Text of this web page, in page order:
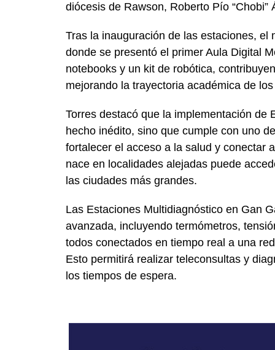
diócesis de Rawson, Roberto Pío “Chobi”
Tras la inauguración de las estaciones, el
donde se presentó el primer Aula Digital
notebooks y un kit de robótica,
mejorando la trayectoria académica de
Torres destacó que la implementación de
hecho inédito, sino que cumple con uno
fortalecer el acceso a la salud y conectar
nace en localidades alejadas puede
las ciudades más grandes.
Las Estaciones Multidiagnóstico en Gan
avanzada, incluyendo termómetros,
todos conectados en tiempo real a una
Esto permitirá realizar teleconsultas y
los tiempos de espera.